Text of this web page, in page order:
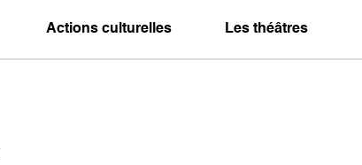
Actions culturelles Les théâtres